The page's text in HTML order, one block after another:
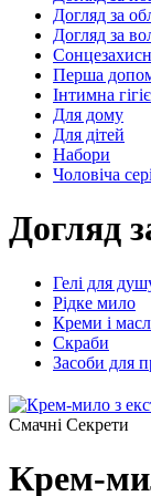
Догляд за
Догляд за
Перша
Інтимна
Для дому
Для дітей
Набори
Чоловіча
Догляд
Гелі для
Рідке мило
Креми і
Скраби
Засоби для
Смачні Секрети
Крем-